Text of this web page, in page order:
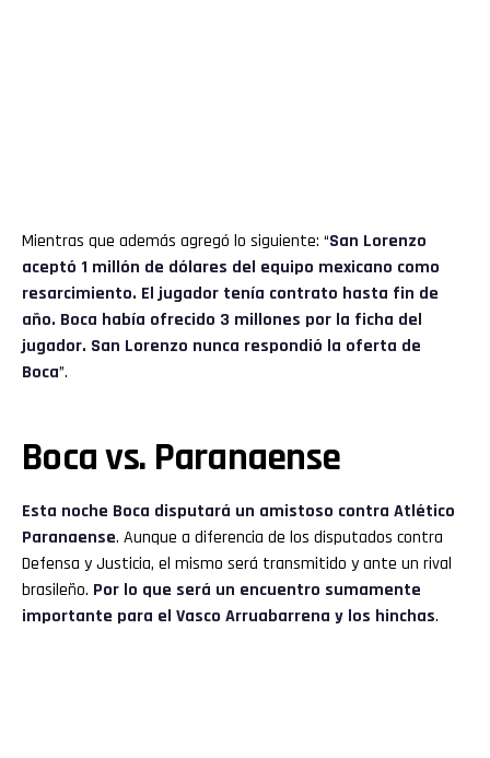
Mientras que además agregó lo siguiente: “San Lorenzo
aceptó 1 millón de dólares del equipo mexicano como
resarcimiento. El jugador tenía contrato hasta fin de
año. Boca había ofrecido 3 millones por la ficha del
jugador. San Lorenzo nunca respondió la oferta de
Boca”.
Boca vs. Paranaense
Esta noche Boca disputará un amistoso contra Atlético
Paranaense. Aunque a diferencia de los disputados contra
Defensa y Justicia, el mismo será transmitido y ante un rival
brasileño. Por lo que será un encuentro sumamente
importante para el Vasco Arruabarrena y los hinchas.